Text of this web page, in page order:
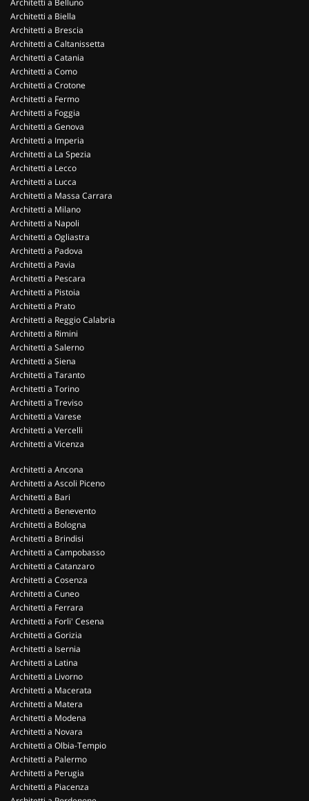
Architetti a Belluno
Architetti a Biella
Architetti a Brescia
Architetti a Caltanissetta
Architetti a Catania
Architetti a Como
Architetti a Crotone
Architetti a Fermo
Architetti a Foggia
Architetti a Genova
Architetti a Imperia
Architetti a La Spezia
Architetti a Lecco
Architetti a Lucca
Architetti a Massa Carrara
Architetti a Milano
Architetti a Napoli
Architetti a Ogliastra
Architetti a Padova
Architetti a Pavia
Architetti a Pescara
Architetti a Pistoia
Architetti a Prato
Architetti a Reggio Calabria
Architetti a Rimini
Architetti a Salerno
Architetti a Siena
Architetti a Taranto
Architetti a Torino
Architetti a Treviso
Architetti a Varese
Architetti a Vercelli
Architetti a Vicenza
Architetti a Ancona
Architetti a Ascoli Piceno
Architetti a Bari
Architetti a Benevento
Architetti a Bologna
Architetti a Brindisi
Architetti a Campobasso
Architetti a Catanzaro
Architetti a Cosenza
Architetti a Cuneo
Architetti a Ferrara
Architetti a Forli' Cesena
Architetti a Gorizia
Architetti a Isernia
Architetti a Latina
Architetti a Livorno
Architetti a Macerata
Architetti a Matera
Architetti a Modena
Architetti a Novara
Architetti a Olbia-Tempio
Architetti a Palermo
Architetti a Perugia
Architetti a Piacenza